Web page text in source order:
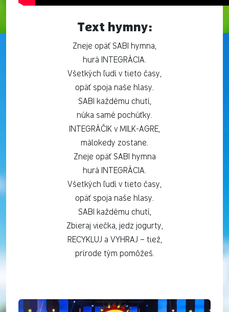
Text hymny:
Zneje opäť SABI hymna,
hurá INTEGRÁCIA.
Všetkých ľudí v tieto časy,
opäť spoja naše hlasy.
SABI každému chutí,
núka samé pochúťky.
INTEGRÁČIK v MILK-AGRE,
málokedy zostane.
Zneje opäť SABI hymna
hurá INTEGRÁCIA.
Všetkých ľudí v tieto časy,
opäť spoja naše hlasy.
SABI každému chutí,
Zbieraj viečka, jedz jogurty,
RECYKLUJ a VYHRAJ – tiež,
prírode tým pomôžeš.